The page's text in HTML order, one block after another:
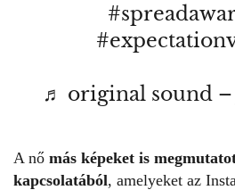
♬ original sound
A nő más képeket is
kapcsolatából, amelyeket az